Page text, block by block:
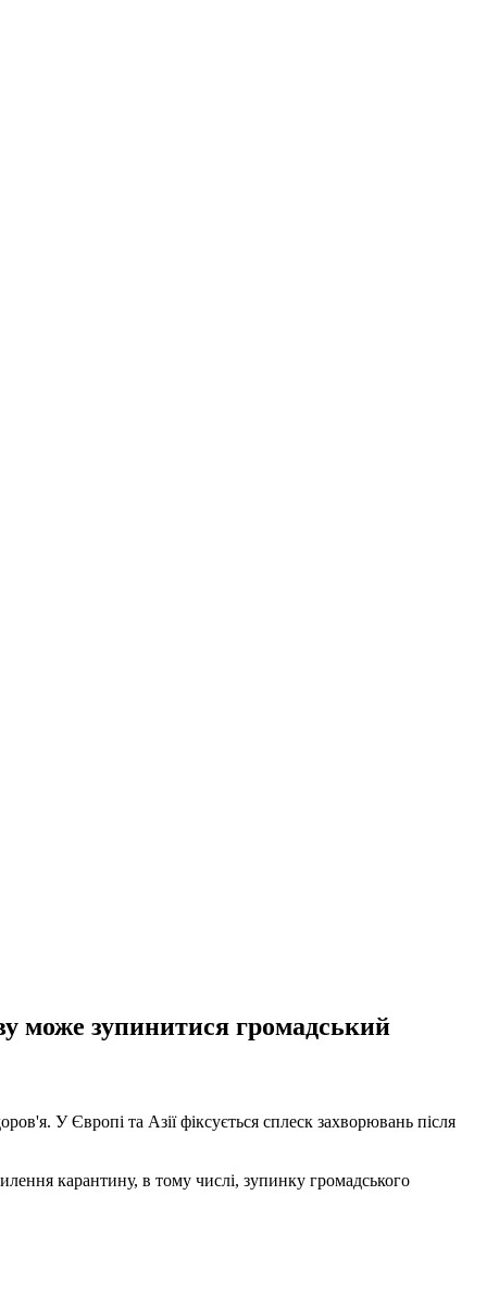
може зупинитися громадський
У Європі та Азії фіксується сплеск захворювань після
карантину, в тому числі, зупинку громадського